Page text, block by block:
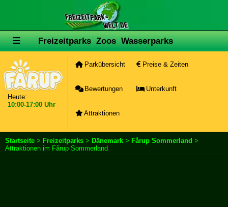
Freizeitparks Zoos Wasserparks
Heute:
10:00-17:00 Uhr
Parkübersicht Preise & Zeiten
Bewertungen Unterkunft
Attraktionen
Startseite > Freizeitparks > Dänemark > Fårup Sommerland >
Attraktionen im Fårup Sommerland